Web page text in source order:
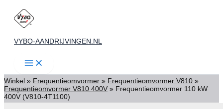
naar
VYBO-AANDRIJVINGEN.NL
Winkel » Frequentieomvormer » Frequentieomvormer V810 »
Frequentieomvormer V810 400V » Frequentieomvormer 110 kW
400V (V810-4T1100)